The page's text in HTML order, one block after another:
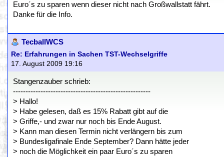
Euro´s zu sparen wenn dieser nicht nach Großwallstatt fährt.
Danke für die Info.
TecballWCS
Re: Erfahrungen in Sachen TST-Wechselgriffe
17. August 2009 19:16
Stangenzauber schrieb:
-------------------------------------------------------
> Hallo!
> Habe gelesen, daß es 15% Rabatt gibt auf die
> Griffe,- und zwar nur noch bis Ende August.
> Kann man diesen Termin nicht verlängern bis zum
> Bundesligafinale Ende September? Dann hätte jeder
> noch die Möglichkeit ein paar Euro´s zu sparen